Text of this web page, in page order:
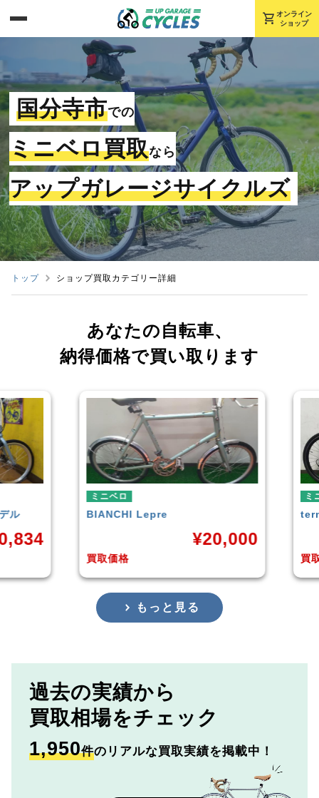
shopping_cart オンライン
ショップ
国分寺市での
ミニベロ買取なら
アップガレージサイクルズ
トップ ショップ買取カテゴリー詳細
あなたの自転車、
納得価格で買い取ります
Lepre
20,000
SURGE
もっと見る
過去の実績から
買取相場をチェック
1,950件のリアルな買取実績を掲載中！